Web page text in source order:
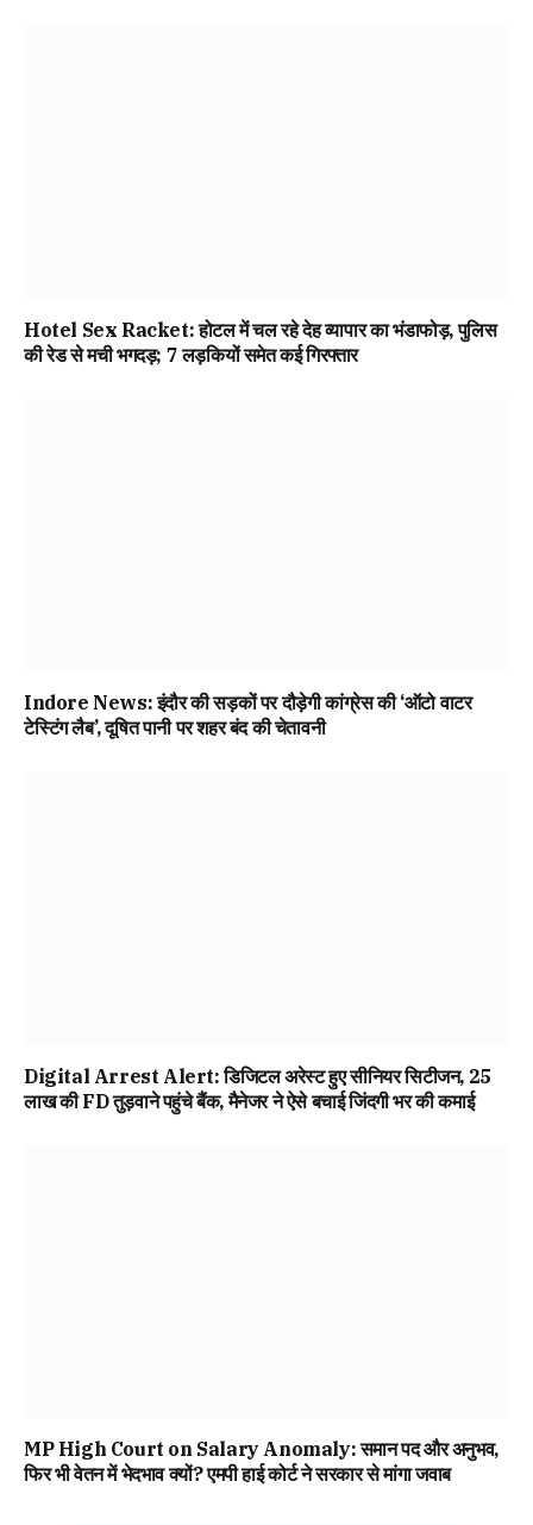
Hotel Sex Racket: होटल में चल रहे देह व्यापार का भंडाफोड़, पुलिस
की रेड से मची भगदड़; 7 लड़कियों समेत कई गिरफ्तार
Indore News: इंदौर की सड़कों पर दौड़ेगी कांग्रेस की ‘ऑटो वाटर
टेस्टिंग लैब’, दूषित पानी पर शहर बंद की चेतावनी
Digital Arrest Alert: डिजिटल अरेस्ट हुए सीनियर सिटीजन, 25
लाख की FD तुड़वाने पहुंचे बैंक, मैनेजर ने ऐसे बचाई जिंदगी भर की कमाई
MP High Court on Salary Anomaly: समान पद और अनुभव,
फिर भी वेतन में भेदभाव क्यों? एमपी हाई कोर्ट ने सरकार से मांगा जवाब